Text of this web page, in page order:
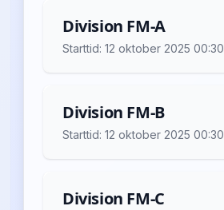
Division FM-A
Starttid: 12 oktober 2025 00:30
Division FM-B
Starttid: 12 oktober 2025 00:30
Division FM-C